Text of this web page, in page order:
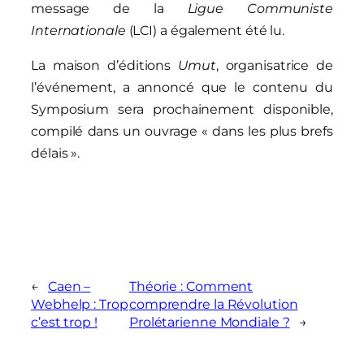
message de la Ligue Communiste
Internationale (LCI) a également été lu.
La maison d’éditions Umut, organisatrice de
l’événement, a annoncé que le contenu du
Symposium sera prochainement disponible,
compilé dans un ouvrage « dans les plus brefs
délais ».
←
Caen –
Webhelp : Trop
c’est trop !
Théorie : Comment
comprendre la Révolution
Prolétarienne Mondiale ?
→